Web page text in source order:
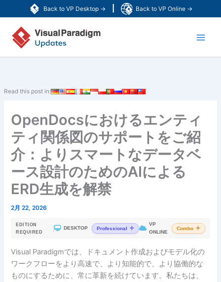
Back to VP Desktop → Back to VP Online →
容
Read this post in:
OpenDocsにおけるエンティ
ティ関係図のサポートをご紹
介：よりスマートなデータベ
ース設計のためのAIによる
ERD生成を解禁
2月 22, 2026
EDITION
REQUIRED
DESKTOP Professional
VP
ONLINE
Combo
Visual Paradigmでは、ドキュメント作成およびモデル化の
ワークフローをより高速で、より知能的で、より協働的な
ものにするために、常に革新を続けています。私たちは、